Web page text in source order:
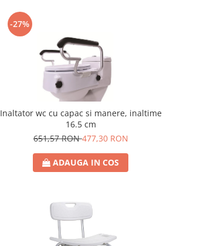
-27%
Inaltator wc cu capac si manere, inaltime
16.5 cm
651,57 RON477,30 RON
ADAUGA IN COS